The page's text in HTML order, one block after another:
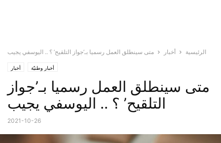
الرئيسية أخبار متى سينطلق العمل رسميا بـ’جواز التلقيح’ ؟ .. اليوسفي يجيب
أخبار أخبار وطنيّة
متى سينطلق العمل رسميا بـ’جواز
التلقيح’ ؟ .. اليوسفي يجيب
2021-10-26